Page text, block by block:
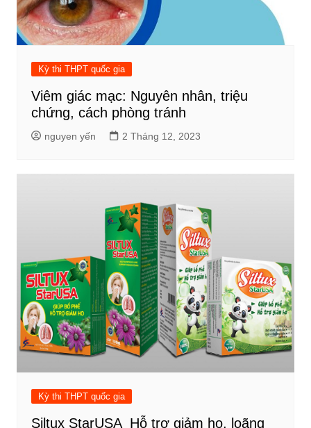
Kỳ thi THPT quốc gia
Viêm giác mạc: Nguyên nhân, triệu
chứng, cách phòng tránh
nguyen yến 2 Tháng 12, 2023
Kỳ thi THPT quốc gia
Siltux StarUSA_Hỗ trợ giảm ho, loãng